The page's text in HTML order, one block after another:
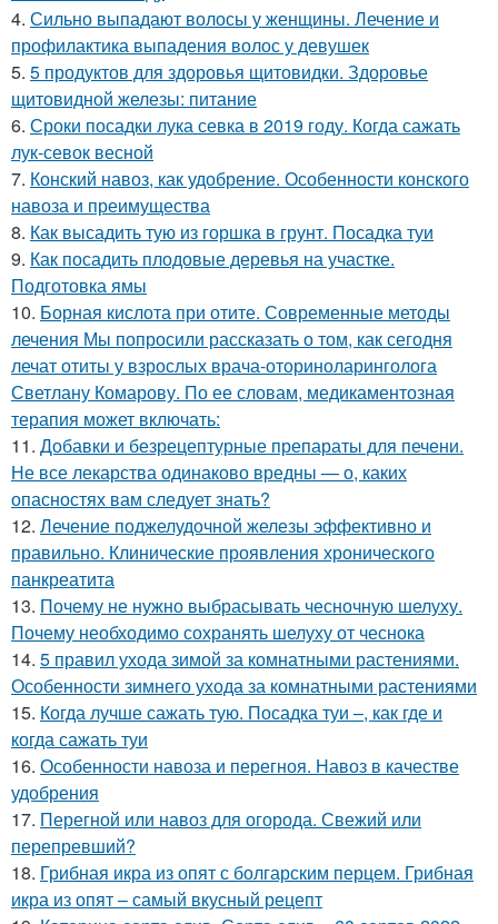
4. Сильно выпадают волосы у женщины. Лечение и
профилактика выпадения волос у девушек
5. 5 продуктов для здоровья щитовидки. Здоровье
щитовидной железы: питание
6. Сроки посадки лука севка в 2019 году. Когда сажать
лук-севок весной
7. Конский навоз, как удобрение. Особенности конского
навоза и преимущества
8. Как высадить тую из горшка в грунт. Посадка туи
9. Как посадить плодовые деревья на участке.
Подготовка ямы
10. Борная кислота при отите. Современные методы
лечения Мы попросили рассказать о том, как сегодня
лечат отиты у взрослых врача-оториноларинголога
Светлану Комарову. По ее словам, медикаментозная
терапия может включать:
11. Добавки и безрецептурные препараты для печени.
Не все лекарства одинаково вредны — о, каких
опасностях вам следует знать?
12. Лечение поджелудочной железы эффективно и
правильно. Клинические проявления хронического
панкреатита
13. Почему не нужно выбрасывать чесночную шелуху.
Почему необходимо сохранять шелуху от чеснока
14. 5 правил ухода зимой за комнатными растениями.
Особенности зимнего ухода за комнатными растениями
15. Когда лучше сажать тую. Посадка туи –, как где и
когда сажать туи
16. Особенности навоза и перегноя. Навоз в качестве
удобрения
17. Перегной или навоз для огорода. Свежий или
перепревший?
18. Грибная икра из опят с болгарским перцем. Грибная
икра из опят – самый вкусный рецепт